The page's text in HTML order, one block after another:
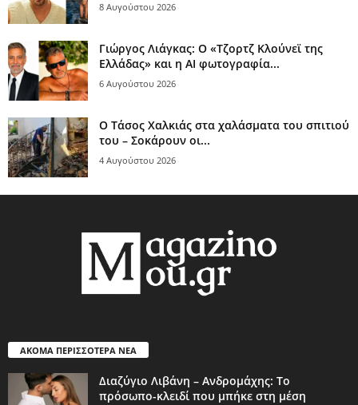
8 Αυγούστου 2026
Γιώργος Λιάγκας: Ο «Τζορτζ Κλούνεϊ της
Ελλάδας» και η AI φωτογραφία...
6 Αυγούστου 2026
Ο Τάσος Χαλκιάς στα χαλάσματα του σπιτιού
του – Σοκάρουν οι...
4 Αυγούστου 2026
ΑΚΟΜΑ ΠΕΡΙΣΣΟΤΕΡΑ ΝΕΑ
Διαζύγιο Λιβάνη – Ανδρομάχης: Το
πρόσωπο-κλειδί που μπήκε στη μέση